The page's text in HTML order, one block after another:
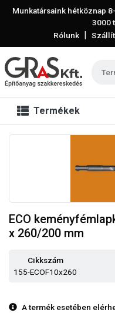
Munkatársaink hétköznap
3000
Rólunk |
Termékek
ECO
x 260/200 mm
Cikkszám
155-ECOF10x260
A termék esetében